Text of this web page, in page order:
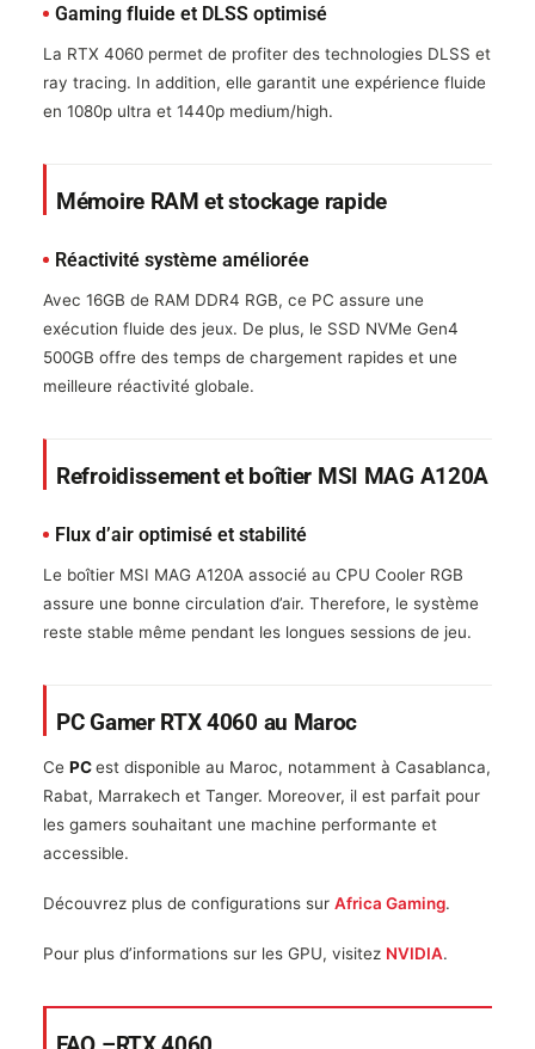
Gaming fluide et DLSS optimisé
La RTX 4060 permet de profiter des technologies DLSS et
ray tracing. In addition, elle garantit une expérience fluide
en 1080p ultra et 1440p medium/high.
Mémoire RAM et stockage rapide
Réactivité système améliorée
Avec 16GB de RAM DDR4 RGB, ce PC assure une
exécution fluide des jeux. De plus, le SSD NVMe Gen4
500GB offre des temps de chargement rapides et une
meilleure réactivité globale.
Refroidissement et boîtier MSI MAG A120A
Flux d’air optimisé et stabilité
Le boîtier MSI MAG A120A associé au CPU Cooler RGB
assure une bonne circulation d’air. Therefore, le système
reste stable même pendant les longues sessions de jeu.
PC Gamer RTX 4060 au Maroc
Ce PCest disponible au Maroc, notamment à Casablanca,
Rabat, Marrakech et Tanger. Moreover, il est parfait pour
les gamers souhaitant une machine performante et
accessible.
Découvrez plus de configurations sur Africa Gaming.
Pour plus d’informations sur les GPU, visitez NVIDIA.